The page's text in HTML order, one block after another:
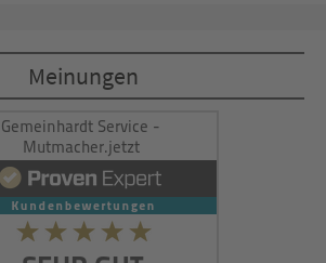
byUsercentrics Consent
Platform&eRecht24
Meinungen